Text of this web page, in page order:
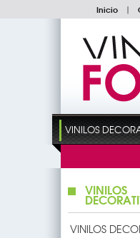
Inicio |
VINILOS
VINILOS
VINILOS